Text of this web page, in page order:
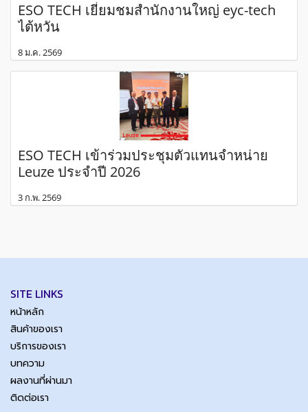
ESO TECH เยี่ยมชมสำนักงานใหญ่ eyc-tech
ไต้หวัน
8 ม.ค. 2569
ESO TECH เข้าร่วมประชุมตัวแทนจำหน่าย
Leuze ประจำปี 2026
3 ก.พ. 2569
SITE LINKS
หน้าหลัก
สินค้าของเรา
บริการของเรา
บทความ
ผลงานที่ผ่านมา
ติดต่อเรา